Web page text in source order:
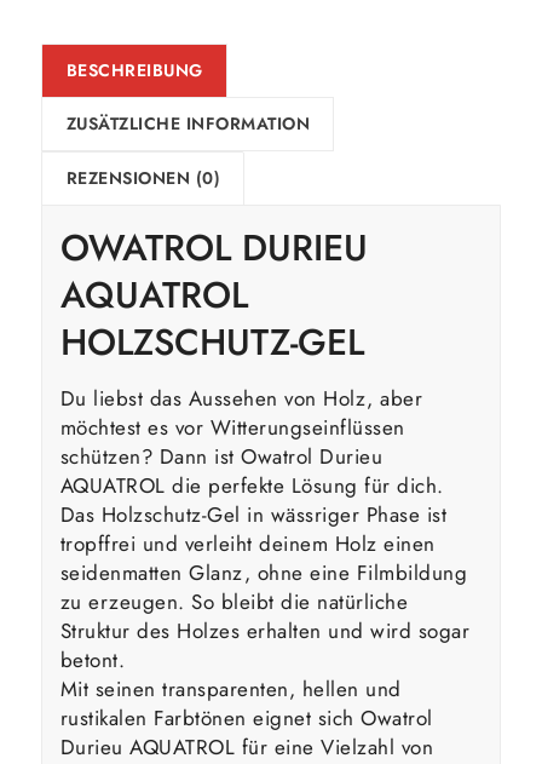
BESCHREIBUNG
ZUSÄTZLICHE INFORMATION
REZENSIONEN (0)
OWATROL DURIEU
AQUATROL
HOLZSCHUTZ-GEL
Du liebst das Aussehen von Holz, aber
möchtest es vor Witterungseinflüssen
schützen? Dann ist Owatrol Durieu
AQUATROL die perfekte Lösung für dich.
Das Holzschutz-Gel in wässriger Phase ist
tropffrei und verleiht deinem Holz einen
seidenmatten Glanz, ohne eine Filmbildung
zu erzeugen. So bleibt die natürliche
Struktur des Holzes erhalten und wird sogar
betont.
Mit seinen transparenten, hellen und
rustikalen Farbtönen eignet sich Owatrol
Durieu AQUATROL für eine Vielzahl von